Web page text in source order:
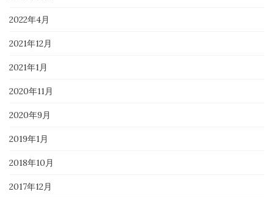
2022年4月
2021年12月
2021年1月
2020年11月
2020年9月
2019年1月
2018年10月
2017年12月